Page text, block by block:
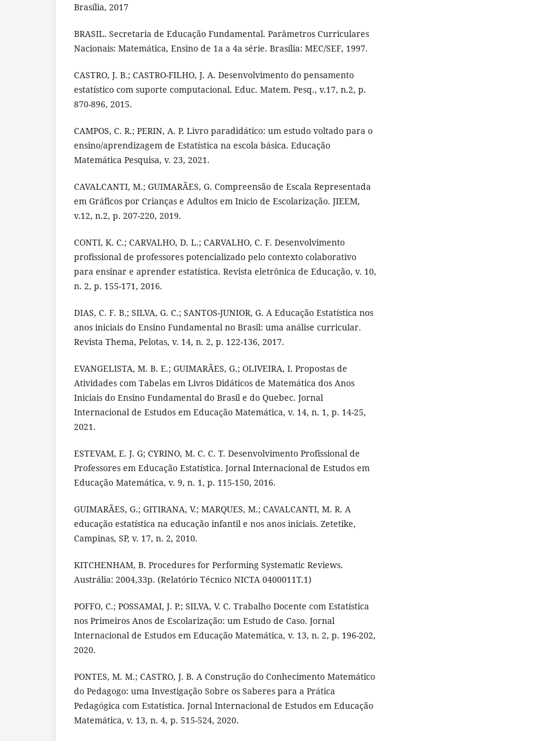
Brasília, 2017
BRASIL. Secretaria de Educação Fundamental. Parâmetros Curriculares
Nacionais: Matemática, Ensino de 1a a 4a série. Brasília: MEC/SEF, 1997.
CASTRO, J. B.; CASTRO-FILHO, J. A. Desenvolvimento do pensamento
estatístico com suporte computacional. Educ. Matem. Pesq., v.17, n.2, p.
870-896, 2015.
CAMPOS, C. R.; PERIN, A. P. Livro paradidático: um estudo voltado para o
ensino/aprendizagem de Estatística na escola básica. Educação
Matemática Pesquisa, v. 23, 2021.
CAVALCANTI, M.; GUIMARÃES, G. Compreensão de Escala Representada
em Gráficos por Crianças e Adultos em Início de Escolarização. JIEEM,
v.12, n.2, p. 207-220, 2019.
CONTI, K. C.; CARVALHO, D. L.; CARVALHO, C. F. Desenvolvimento
profissional de professores potencializado pelo contexto colaborativo
para ensinar e aprender estatística. Revista eletrônica de Educação, v. 10,
n. 2, p. 155-171, 2016.
DIAS, C. F. B.; SILVA, G. C.; SANTOS-JUNIOR, G. A Educação Estatística nos
anos iniciais do Ensino Fundamental no Brasil: uma análise curricular.
Revista Thema, Pelotas, v. 14, n. 2, p. 122-136, 2017.
EVANGELISTA, M. B. E.; GUIMARÃES, G.; OLIVEIRA, I. Propostas de
Atividades com Tabelas em Livros Didáticos de Matemática dos Anos
Iniciais do Ensino Fundamental do Brasil e do Quebec. Jornal
Internacional de Estudos em Educação Matemática, v. 14, n. 1, p. 14-25,
2021.
ESTEVAM, E. J. G; CYRINO, M. C. C. T. Desenvolvimento Profissional de
Professores em Educação Estatística. Jornal Internacional de Estudos em
Educação Matemática, v. 9, n. 1, p. 115-150, 2016.
GUIMARÃES, G.; GITIRANA, V.; MARQUES, M.; CAVALCANTI, M. R. A
educação estatística na educação infantil e nos anos iniciais. Zetetike,
Campinas, SP, v. 17, n. 2, 2010.
KITCHENHAM, B. Procedures for Performing Systematic Reviews.
Austrália: 2004,33p. (Relatório Técnico NICTA 0400011T.1)
POFFO, C.; POSSAMAI, J. P.; SILVA, V. C. Trabalho Docente com Estatística
nos Primeiros Anos de Escolarização: um Estudo de Caso. Jornal
Internacional de Estudos em Educação Matemática, v. 13, n. 2, p. 196-202,
2020.
PONTES, M. M.; CASTRO, J. B. A Construção do Conhecimento Matemático
do Pedagogo: uma Investigação Sobre os Saberes para a Prática
Pedagógica com Estatística. Jornal Internacional de Estudos em Educação
Matemática, v. 13, n. 4, p. 515-524, 2020.